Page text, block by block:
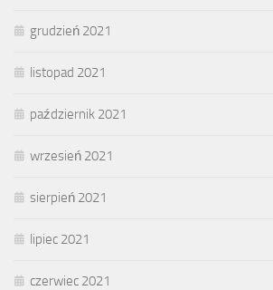
grudzień 2021
listopad 2021
październik 2021
wrzesień 2021
sierpień 2021
lipiec 2021
czerwiec 2021